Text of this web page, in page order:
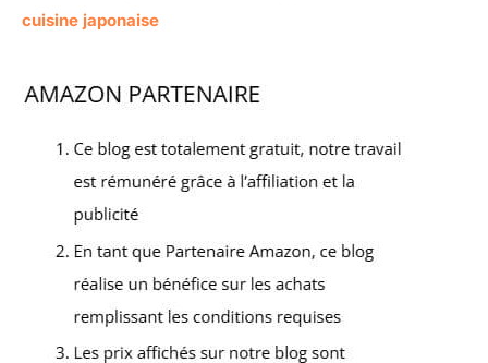
cuisine japonaise